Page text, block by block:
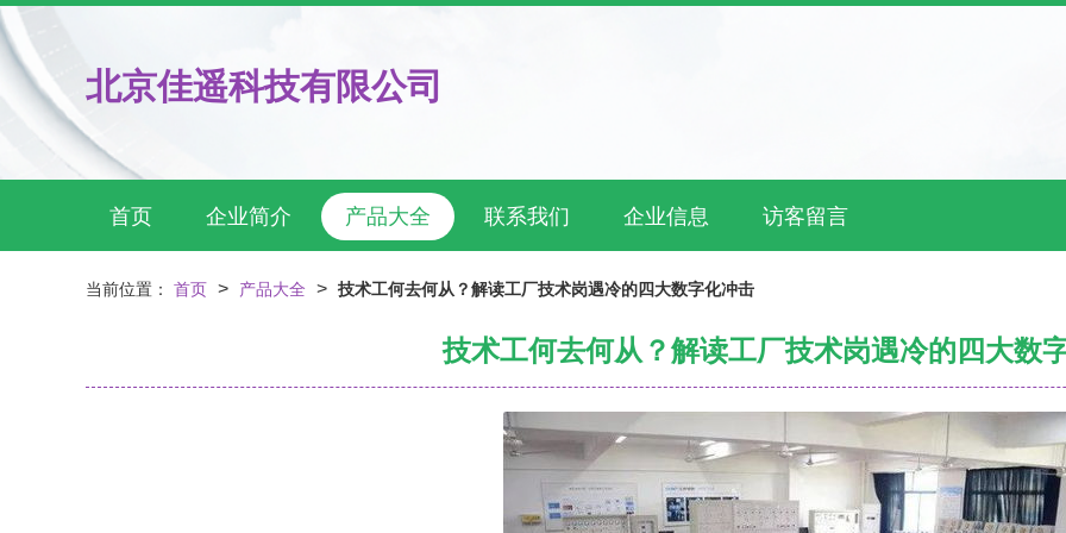
北京佳遥科技有限公司
首页 企业简介 产品大全 联系我们 企业信息 访客留言
当前位置： 首页 > 产品大全 > 技术工何去何从？解读工厂技术岗遇冷的四大数字化冲击
技术工何去何从？解读工厂技术岗遇冷的四大数